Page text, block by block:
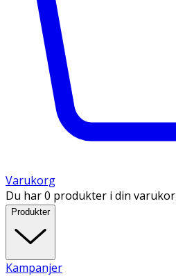
Varukorg
Du har 0 produkter i din
Produkter
Kampanjer